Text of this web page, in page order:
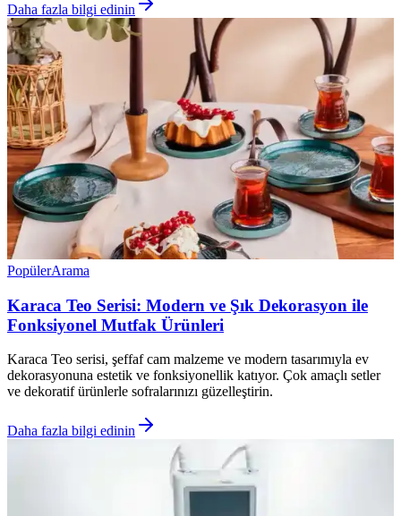
Daha fazla bilgi edinin
PopülerArama
Karaca Teo Serisi: Modern ve Şık Dekorasyon ile
Fonksiyonel Mutfak Ürünleri
Karaca Teo serisi, şeffaf cam malzeme ve modern tasarımıyla ev
dekorasyonuna estetik ve fonksiyonellik katıyor. Çok amaçlı setler
ve dekoratif ürünlerle sofralarınızı güzelleştirin.
Daha fazla bilgi edinin